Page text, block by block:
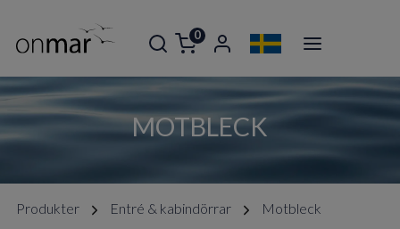
0
MOTBLECK
Produkter Entré & kabindörrar Motbleck